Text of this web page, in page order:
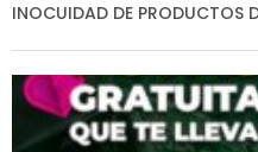
INOCUIDAD DE PRODUCTOS